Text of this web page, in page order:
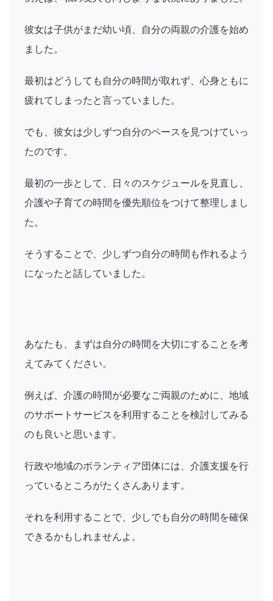
彼女は子供がまだ幼い頃、自分の両親の介護を始め
ました。
最初はどうしても自分の時間が取れず、心身ともに
疲れてしまったと言っていました。
でも、彼女は少しずつ自分のペースを見つけていっ
たのです。
最初の一歩として、日々のスケジュールを見直し、
介護や子育ての時間を優先順位をつけて整理しまし
た。
そうすることで、少しずつ自分の時間も作れるよう
になったと話していました。
あなたも、まずは自分の時間を大切にすることを考
えてみてください。
例えば、介護の時間が必要なご両親のために、地域
のサポートサービスを利用することを検討してみる
のも良いと思います。
行政や地域のボランティア団体には、介護支援を行
っているところがたくさんあります。
それを利用することで、少しでも自分の時間を確保
できるかもしれませんよ。